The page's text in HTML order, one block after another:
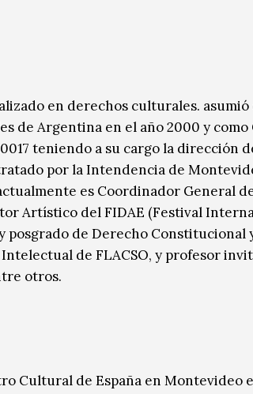
en derechos culturales. asumió
de Argentina en el año 2000 y
teniendo a su cargo la dirección
por la Intendencia de
es Coordinador General
Artístico del FIDAE (Festival
posgrado de Derecho Constitucional
de FLACSO, y profesor
otros.
Cultural de España en Montevideo